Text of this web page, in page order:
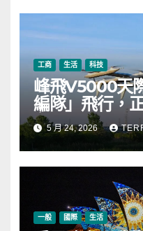
工商 生活 科技
峰飛V5000天
編隊」飛行，
段5 月 24, 2026
一般 國際 生活